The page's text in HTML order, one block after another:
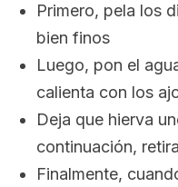
Primero, pela los
bien finos
Luego, pon el
calienta con los
Deja que hierva
continuación,
Finalmente,